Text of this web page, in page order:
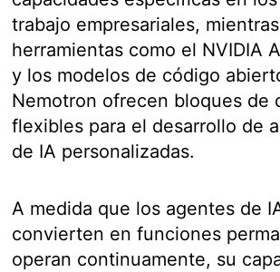
trabajo empresariales,
herramientas como el NVIDIA
y los modelos de código
Nemotron ofrecen bloques de
flexibles para el desarrollo de
de IA personalizadas.
A medida que los agentes de
convierten en funciones
operan continuamente, su